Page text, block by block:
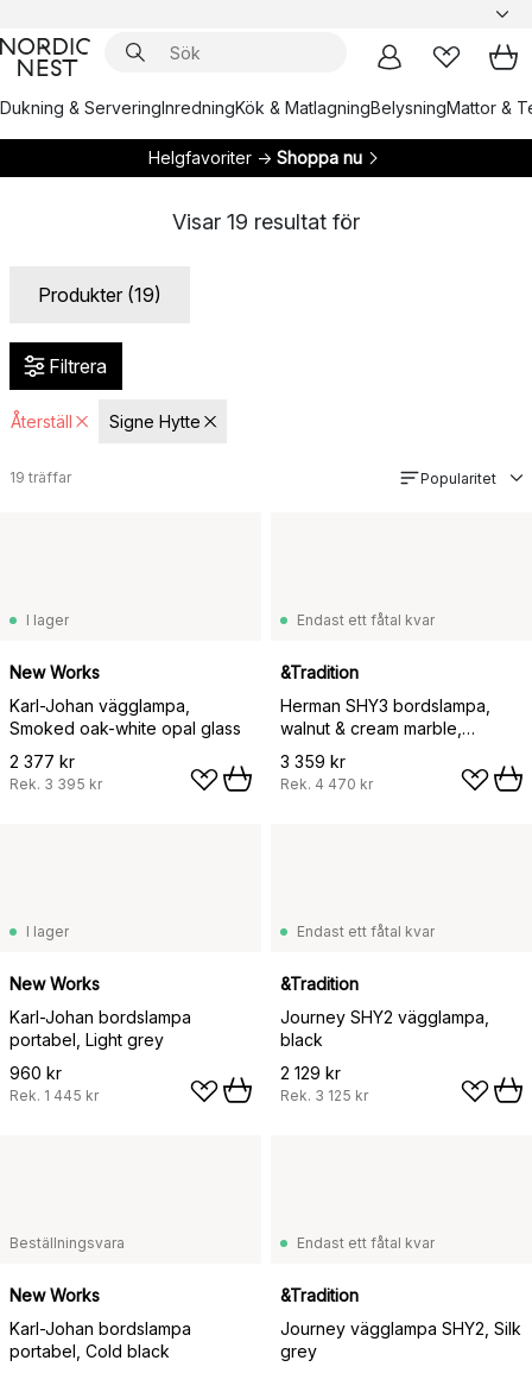
Dukning & ServeringInredningKök & MatlagningBelysningMattor &
Helgfavoriter → Shoppa nu
Visar 19 resultat för
Produkter (19)
Filtrera
Återställ Signe Hytte
19 träffar Popularitet
I lager
New Works
Karl-Johan vägglampa,
Smoked oak-white opal glass
2 377 kr
Rek. 3 395 kr
Endast ett fåtal kvar
&Tradition
Herman SHY3 bordslampa,
walnut & cream marble,
textilsladd
3 359 kr
Rek. 4 470 kr
I lager
New Works
Karl-Johan bordslampa
portabel, Light grey
960 kr
Rek. 1 445 kr
Endast ett fåtal kvar
&Tradition
Journey SHY2 vägglampa,
black
2 129 kr
Rek. 3 125 kr
Beställningsvara
New Works
Karl-Johan bordslampa
portabel, Cold black
Endast ett fåtal kvar
&Tradition
Journey vägglampa SHY2, Silk
grey